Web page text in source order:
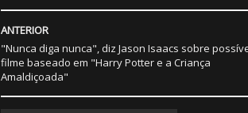
ANTERIOR
"Nunca diga nunca", diz Jason Isaacs sobre
filme baseado em "Harry Potter e a Criança
Amaldiçoada"